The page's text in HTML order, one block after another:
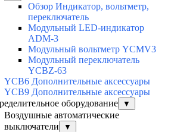
Обзор Индикатор, вольтметр,
переключатель
Модульный LED-индикатор
ADM-3
Модульный вольтметр YCMV3
Модульный переключатель
YCBZ-63
YCB6 Дополнительные аксессуары
YCB9 Дополнительные аксессуары
оборудование
▼
Воздушные автоматические
выключатели
▼